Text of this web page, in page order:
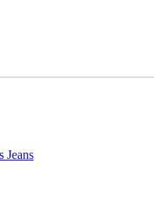
Jeans